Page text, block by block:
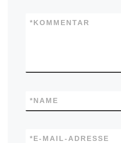
KOMMENTAR
*
NAME
*
E-MAIL-ADRESSE
*